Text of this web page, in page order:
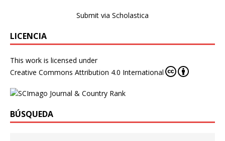
Submit via Scholastica
LICENCIA
This work is licensed under
Creative Commons Attribution 4.0 International
BÚSQUEDA